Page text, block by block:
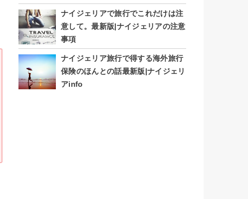
ナイジェリアで旅行でこれだけは注
意して。最新版|ナイジェリアの注意
事項
ナイジェリア旅行で得する海外旅行
保険のほんとの話最新版|ナイジェリ
アinfo